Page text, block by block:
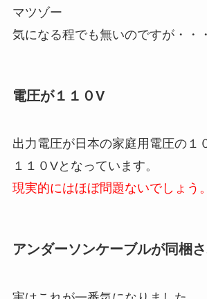
マツゾー
気になる程でも無いのですが・・・
電圧が１１０V
出力電圧が日本の家庭用電圧の１
１１０Vとなっています。
現実的にはほぼ問題ないでしょう。
アンダーソンケーブルが同梱